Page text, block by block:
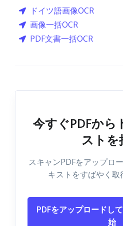
ドイツ語画像OCR
画像一括OCR
PDF文書一括OCR
今すぐPDFから
ストを
スキャンPDFをアップロ
キストをすばやく取
PDFをアップロードし
始